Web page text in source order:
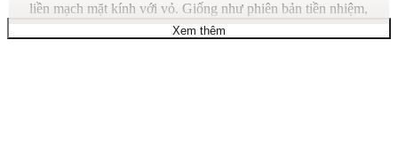
liền mạch mặt kính với vỏ. Giống như phiên bản tiền nhiệm,
phiên bản hiện đại này sở hữu những cạnh sắc nét đặc trưng
Xem thêm